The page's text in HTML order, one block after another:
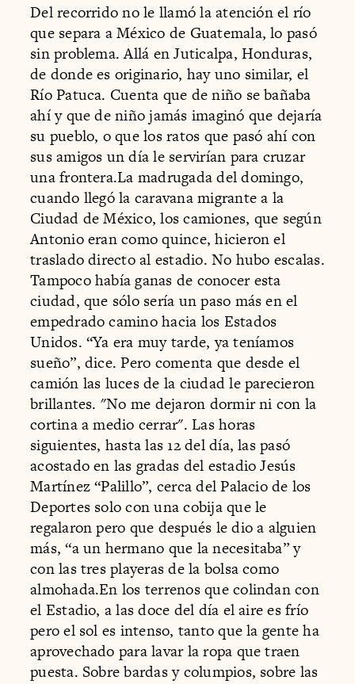
Del recorrido no le llamó la atención el río
que separa a México de Guatemala, lo pasó
sin problema. Allá en Juticalpa, Honduras,
de donde es originario, hay uno similar, el
Río Patuca. Cuenta que de niño se bañaba
ahí y que de niño jamás imaginó que dejaría
su pueblo, o que los ratos que pasó ahí con
sus amigos un día le servirían para cruzar
una frontera.La madrugada del domingo,
cuando llegó la caravana migrante a la
Ciudad de México, los camiones, que según
Antonio eran como quince, hicieron el
traslado directo al estadio. No hubo escalas.
Tampoco había ganas de conocer esta
ciudad, que sólo sería un paso más en el
empedrado camino hacia los Estados
Unidos. “Ya era muy tarde, ya teníamos
sueño”, dice. Pero comenta que desde el
camión las luces de la ciudad le parecieron
brillantes. "No me dejaron dormir ni con la
cortina a medio cerrar". Las horas
siguientes, hasta las 12 del día, las pasó
acostado en las gradas del estadio Jesús
Martínez “Palillo”, cerca del Palacio de los
Deportes solo con una cobija que le
regalaron pero que después le dio a alguien
más, “a un hermano que la necesitaba” y
con las tres playeras de la bolsa como
almohada.En los terrenos que colindan con
el Estadio, a las doce del día el aire es frío
pero el sol es intenso, tanto que la gente ha
aprovechado para lavar la ropa que traen
puesta. Sobre bardas y columpios, sobre las